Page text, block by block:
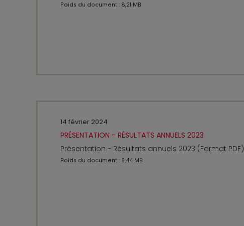
Poids du document : 8,21 MB
14 février 2024
PRÉSENTATION - RÉSULTATS ANNUELS 2023
Présentation - Résultats annuels 2023 (Format PDF)
Poids du document : 6,44 MB